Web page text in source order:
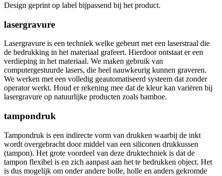
Design geprint op label bijpassend bij het product.
lasergravure
Lasergravure is een techniek welke gebeurt met een laserstraal die
de bedrukking in het materiaal grafeert. Hierdoor ontstaat er een
verdieping in het materiaal. We maken gebruik van
computergestuurde lasers, die heel nauwkeurig kunnen graveren.
We werken met een volledig geautomatiseerd systeem dat zonder
operator werkt. Houd er rekening mee dat de kleur kan variëren bij
lasergravure op natuurlijke producten zoals bamboe.
tampondruk
Tampondruk is een indirecte vorm van drukken waarbij de inkt
wordt overgebracht door middel van een siliconen drukkussen
(tampon). Het grote voordeel van deze druktechniek is dat de
tampon flexibel is en zich aanpast aan het te bedrukken object. Het
is dus mogelijk om onder andere bolle, holle en anders gekromde